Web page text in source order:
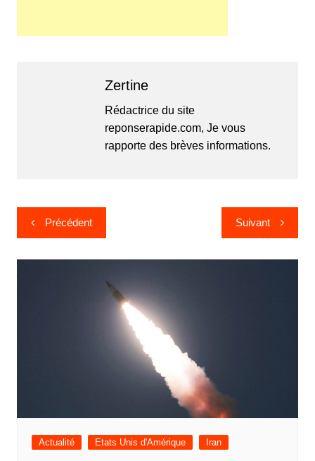
Zertine
Rédactrice du site
reponserapide.com, Je vous
rapporte des brèves informations.
Navigation
de
l’article
Précédent Suivant
Actualité Etats Unis d'Amérique Iran